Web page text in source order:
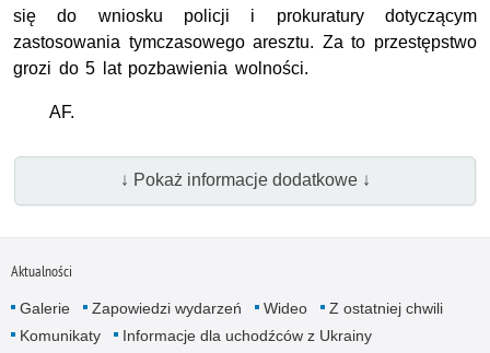
się do wniosku policji i prokuratury dotyczącym
zastosowania tymczasowego aresztu. Za to przestępstwo
grozi do 5 lat pozbawienia wolności.
AF.
↓ Pokaż informacje dodatkowe ↓
Aktualności
Galerie Zapowiedzi wydarzeń Wideo
Z ostatniej chwili
Komunikaty
Informacje dla uchodźców z Ukrainy